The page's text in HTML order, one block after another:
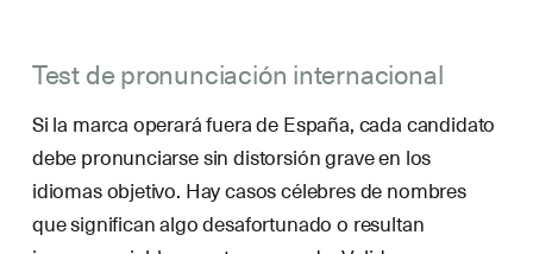
Test de pronunciación internacional
Si la marca operará fuera de España, cada candidato
debe pronunciarse sin distorsión grave en los
idiomas objetivo. Hay casos célebres de nombres
que significan algo desafortunado o resultan